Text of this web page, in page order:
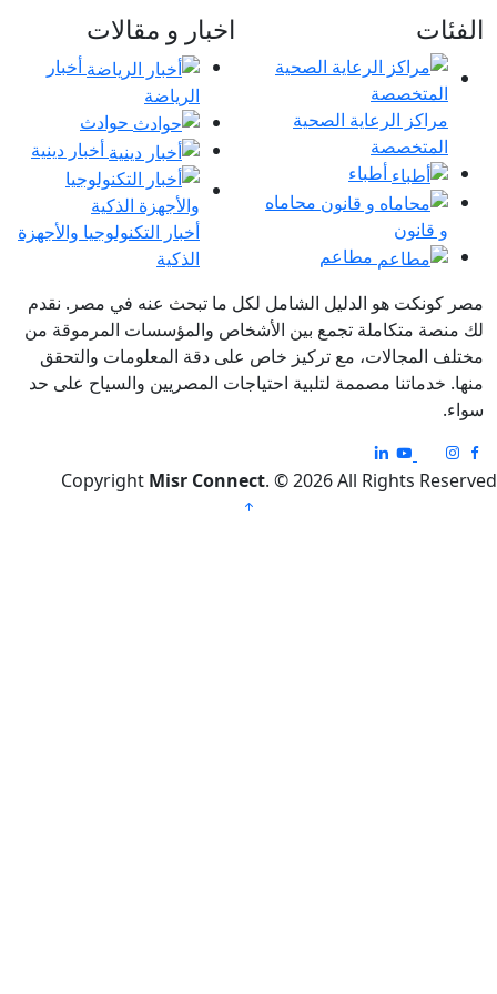
الرعاية الصحية
أطباء
محاماه
مطاعم
اخبار و مقالات
أخبار
حوادث
أخبار دينية
أخبار التكنولوجيا والأجهزة
هو الدليل الشامل لكل ما تبحث عنه في مصر. نقدم
متكاملة تجمع بين الأشخاص والمؤسسات المرموقة من
مع تركيز خاص على دقة المعلومات والتحقق
مصممة لتلبية احتياجات المصريين والسياح على حد
CopyrightMisr Connect. © 2026 All Rights